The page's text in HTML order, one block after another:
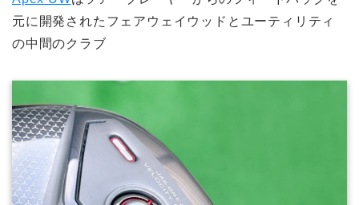
元に開発されたフェアウェイウッドとユーティリティ
の中間のクラブ